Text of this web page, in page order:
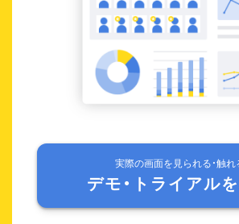
実際の画面を見られる・触れ
デモ・トライアル